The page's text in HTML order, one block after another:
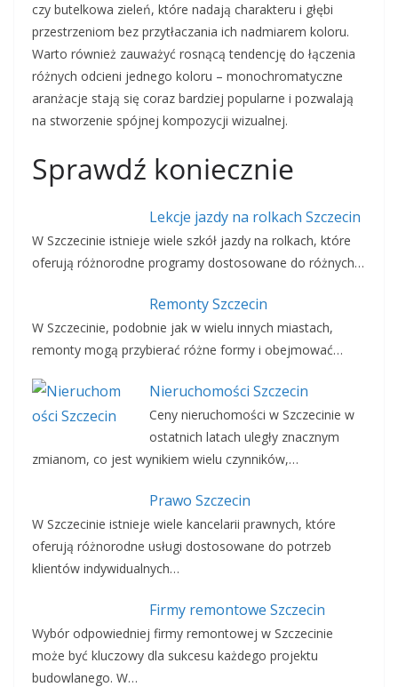
czy butelkowa zieleń, które nadają charakteru i głębi
przestrzeniom bez przytłaczania ich nadmiarem koloru.
Warto również zauważyć rosnącą tendencję do łączenia
różnych odcieni jednego koloru – monochromatyczne
aranżacje stają się coraz bardziej popularne i pozwalają
na stworzenie spójnej kompozycji wizualnej.
Sprawdź koniecznie
Lekcje jazdy na rolkach Szczecin
W Szczecinie istnieje wiele szkół jazdy na rolkach, które
oferują różnorodne programy dostosowane do różnych…
Remonty Szczecin
W Szczecinie, podobnie jak w wielu innych miastach,
remonty mogą przybierać różne formy i obejmować…
Nieruchomości Szczecin
Ceny nieruchomości w Szczecinie w
ostatnich latach uległy znacznym
zmianom, co jest wynikiem wielu czynników,…
Prawo Szczecin
W Szczecinie istnieje wiele kancelarii prawnych, które
oferują różnorodne usługi dostosowane do potrzeb
klientów indywidualnych…
Firmy remontowe Szczecin
Wybór odpowiedniej firmy remontowej w Szczecinie
może być kluczowy dla sukcesu każdego projektu
budowlanego. W…